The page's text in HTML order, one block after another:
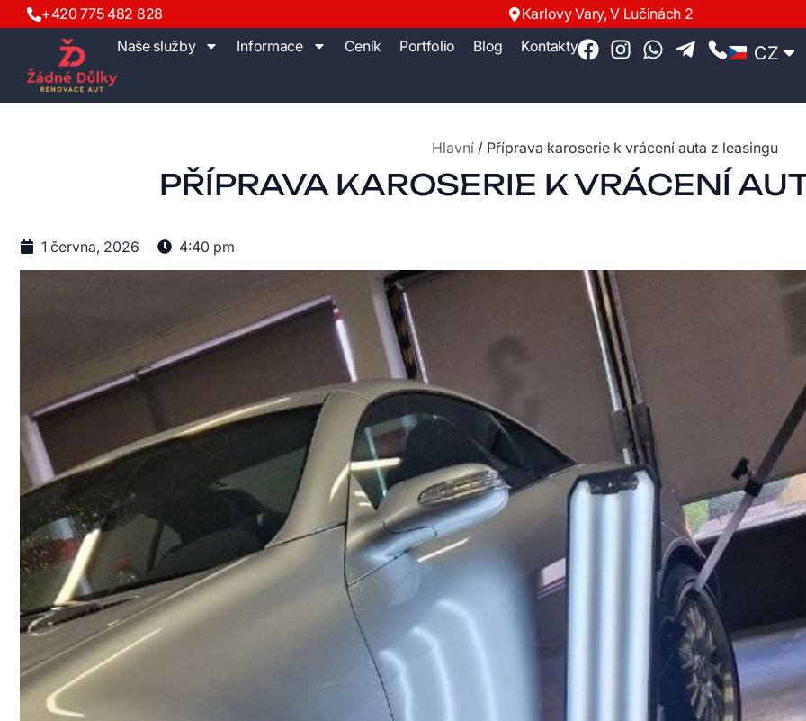
+420 775 482 828 Karlovy Vary, V Lučinách 2
Naše služby
Informace Ceník Portfolio Blog Kontakty CZ
RU
Hlavní/ Příprava karoserie k vrácení auta z leasingu
PŘÍPRAVA KAROSERIE K VRÁCENÍ
1 června, 2026 4:40 pm